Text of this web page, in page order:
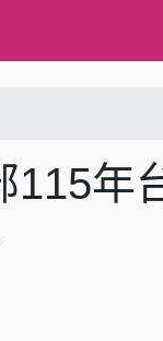
115年